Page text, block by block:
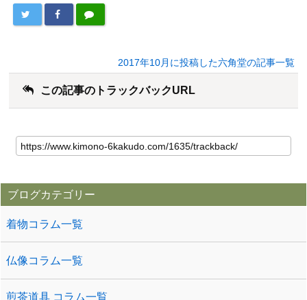
2017年10月に投稿した六角堂の記事一覧
この記事のトラックバックURL
ブログカテゴリー
着物コラム一覧
仏像コラム一覧
煎茶道具 コラム一覧